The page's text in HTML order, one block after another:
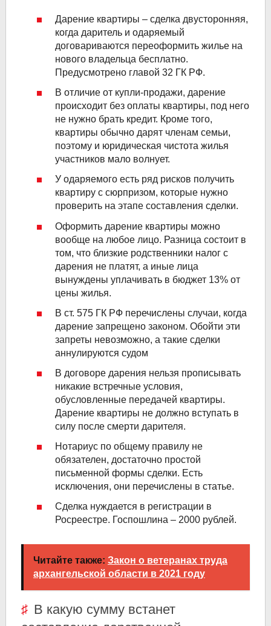
Дарение квартиры – сделка двусторонняя,
когда даритель и одаряемый
договариваются переоформить жилье на
нового владельца бесплатно.
Предусмотрено главой 32 ГК РФ.
В отличие от купли-продажи, дарение
происходит без оплаты квартиры, под него
не нужно брать кредит. Кроме того,
квартиры обычно дарят членам семьи,
поэтому и юридическая чистота жилья
участников мало волнует.
У одаряемого есть ряд рисков получить
квартиру с сюрпризом, которые нужно
проверить на этапе составления сделки.
Оформить дарение квартиры можно
вообще на любое лицо. Разница состоит в
том, что близкие родственники налог с
дарения не платят, а иные лица
вынуждены уплачивать в бюджет 13% от
цены жилья.
В ст. 575 ГК РФ перечислены случаи, когда
дарение запрещено законом. Обойти эти
запреты невозможно, а такие сделки
аннулируются судом
В договоре дарения нельзя прописывать
никакие встречные условия,
обусловленные передачей квартиры.
Дарение квартиры не должно вступать в
силу после смерти дарителя.
Нотариус по общему правилу не
обязателен, достаточно простой
письменной формы сделки. Есть
исключения, они перечислены в статье.
Сделка нуждается в регистрации в
Росреестре. Госпошлина – 2000 рублей.
Читайте также: Закон о ветеранах труда
архангельской области в 2021 году
В какую сумму встанет